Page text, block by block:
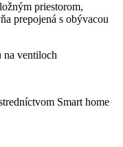
priestorom,
prepojená s obývacou
na ventiloch
Smart home